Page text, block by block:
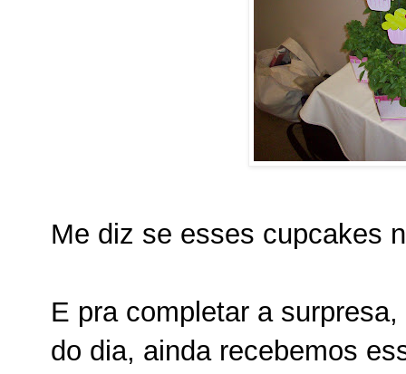
Me diz se esses cupcakes
E pra completar a
do dia, ainda recebemos